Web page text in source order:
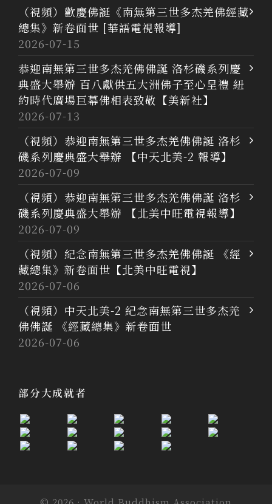
（視頻）歡慶佛誕《南無第三世多杰羌佛經藏
總集》新卷面世 [華語電視報導]
2026-07-15
恭迎南無第三世多杰羌佛佛誕 洛杉磯系列慶
典盛大舉辦 百八獻供五大洲佛子至心呈禮 紐
約時代廣場巨幕佛相表致敬【美新社】
2026-07-13
（視頻）恭迎南無第三世多杰羌佛佛誕 洛杉
磯系列慶典盛大舉辦 【中天北美-2 報導】
2026-07-09
（視頻）恭迎南無第三世多杰羌佛佛誕 洛杉
磯系列慶典盛大舉辦 【北美中旺電視報導】
2026-07-09
（視頻）紀念南無第三世多杰羌佛佛誕 《經
藏總集》新卷面世【北美中旺電視】
2026-07-06
（視頻）中天北美-2 紀念南無第三世多杰羌
佛佛誕 《經藏總集》新卷面世
2026-07-06
部分大成就者